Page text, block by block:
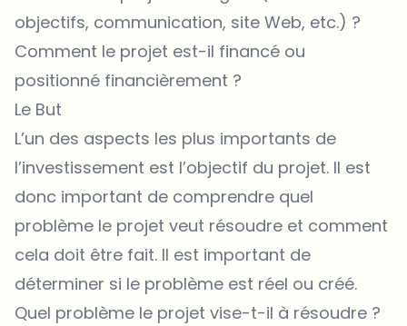
objectifs, communication, site Web, etc.) ?
Comment le projet est-il financé ou
positionné financièrement ?
Le But
L’un des aspects les plus importants de
l’investissement est l’objectif du projet. Il est
donc important de comprendre quel
problème le projet veut résoudre et comment
cela doit être fait. Il est important de
déterminer si le problème est réel ou créé.
Quel problème le projet vise-t-il à résoudre ?